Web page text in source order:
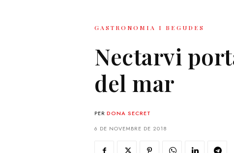
GASTRONOMIA I BEGUDES
Nectarvi
del mar
PER DONA SECRET
6 DE NOVEMBRE DE 2018